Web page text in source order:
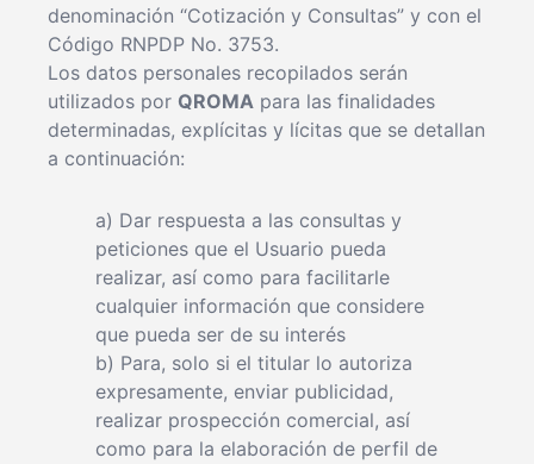
denominación “Cotización y Consultas” y con el
Código RNPDP No. 3753.
Los datos personales recopilados serán
utilizados por QROMA para las finalidades
determinadas, explícitas y lícitas que se detallan
a continuación:
a) Dar respuesta a las consultas y
peticiones que el Usuario pueda
realizar, así como para facilitarle
cualquier información que considere
que pueda ser de su interés
b) Para, solo si el titular lo autoriza
expresamente, enviar publicidad,
realizar prospección comercial, así
como para la elaboración de perfil de